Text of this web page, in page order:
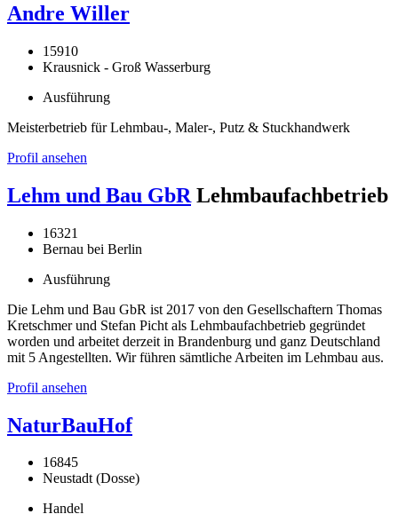
Andre Willer
15910
Krausnick - Groß Wasserburg
Ausführung
Meisterbetrieb für Lehmbau-, Maler-, Putz & Stuckhandwerk
Profil ansehen
Lehm und Bau GbR Lehmbaufachbetrieb
16321
Bernau bei Berlin
Ausführung
Die Lehm und Bau GbR ist 2017 von den Gesellschaftern Thomas
Kretschmer und Stefan Picht als Lehmbaufachbetrieb gegründet
worden und arbeitet derzeit in Brandenburg und ganz Deutschland
mit 5 Angestellten. Wir führen sämtliche Arbeiten im Lehmbau aus.
Profil ansehen
NaturBauHof
16845
Neustadt (Dosse)
Handel